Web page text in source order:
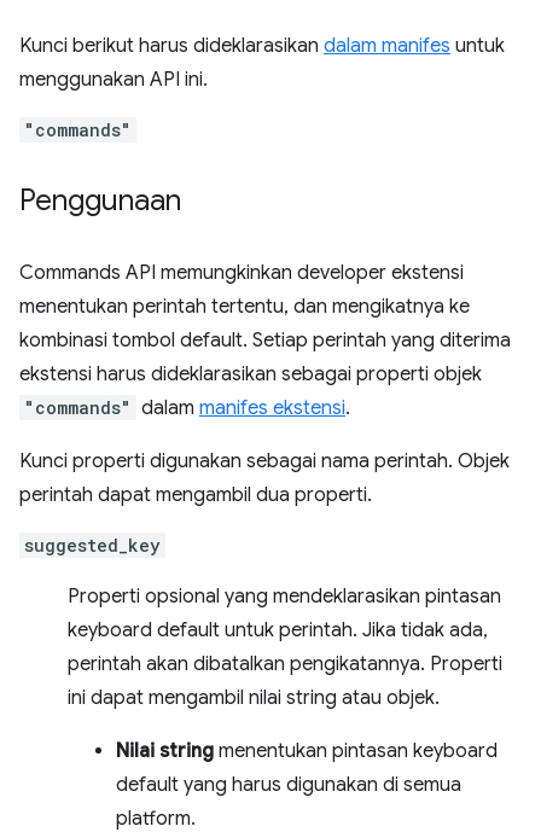
Kunci berikut harus dideklarasikan dalam manifes untuk
menggunakan API ini.
"commands"
Penggunaan
Commands API memungkinkan developer ekstensi
menentukan perintah tertentu, dan mengikatnya ke
kombinasi tombol default. Setiap perintah yang diterima
ekstensi harus dideklarasikan sebagai properti objek
"commands" dalam manifes ekstensi.
Kunci properti digunakan sebagai nama perintah. Objek
perintah dapat mengambil dua properti.
suggested_key
Properti opsional yang mendeklarasikan pintasan
keyboard default untuk perintah. Jika tidak ada,
perintah akan dibatalkan pengikatannya. Properti
ini dapat mengambil nilai string atau objek.
Nilai string menentukan pintasan keyboard
default yang harus digunakan di semua
platform.